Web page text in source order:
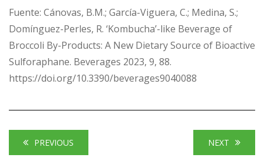
Fuente: Cánovas, B.M.; García-Viguera, C.; Medina, S.;
Domínguez-Perles, R. ‘Kombucha’-like Beverage of
Broccoli By-Products: A New Dietary Source of Bioactive
Sulforaphane. Beverages 2023, 9, 88.
https://doi.org/10.3390/beverages9040088
PREVIOUS NEXT